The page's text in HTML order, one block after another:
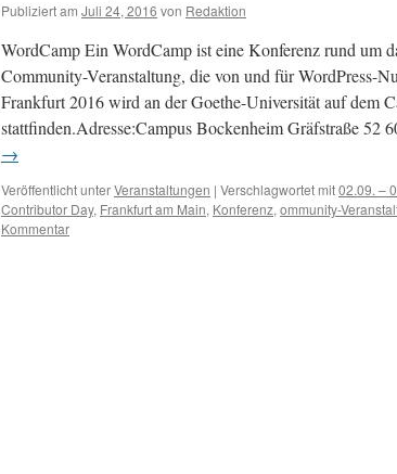
Publiziert am Juli 24, 2016 von Redaktion
WordCamp Ein WordCamp ist eine Konferenz rund um
Community-Veranstaltung, die von und für WordPress-
Frankfurt 2016 wird an der Goethe-Universität auf dem
stattfinden.Adresse:Campus Bockenheim Gräfstraße
→
Veröffentlicht unterVeranstaltungen | Verschlagwortet mit02.09. –
Contributor Day, Frankfurt am Main, Konferenz, ommunity-
Kommentar